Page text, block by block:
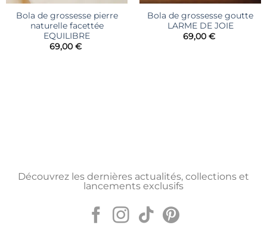
Bola de grossesse pierre
naturelle facettée
EQUILIBRE
69,00 €
Bola de grossesse goutte
LARME DE JOIE
69,00 €
Découvrez les dernières actualités, collections et
lancements exclusifs